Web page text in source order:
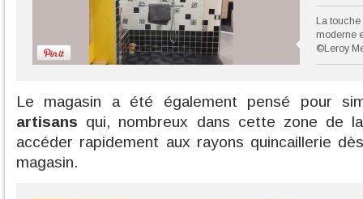
La
moderne
©Leroy
Le magasin a été également pensé pour
artisans qui, nombreux dans cette zone de
accéder rapidement aux rayons quincaillerie
magasin.